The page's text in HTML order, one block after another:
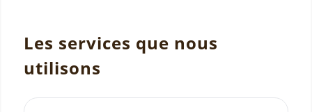
Les services que nous
utilisons